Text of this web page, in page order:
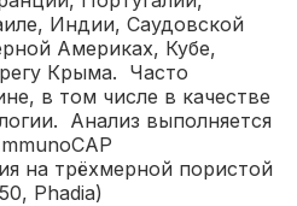
Индии, Саудовской
Америках, Кубе,
Крыма. Часто
в том числе в качестве
Анализ выполняется
на трёхмерной пористой
Phadia)